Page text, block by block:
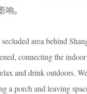
。
area behind
connecting the
and drink outdoors.
a porch and leaving